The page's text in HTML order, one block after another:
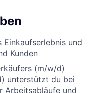
und
Kunden
(m/w/d)
unterstützt du bei
Arbeitsabläufe und